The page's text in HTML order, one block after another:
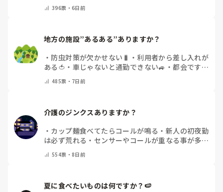
💭 ・その他(コメントで教えてください)
396票・ 6日前
地方の施設”あるある”ありますか？
・ 防虫対策が欠かせない🐛 ・ 利用者から差し入れが
ある🍅 ・ 車じゃないと通勤できない🚙 ・都会です・
485票・ 7日前
介護のジンクスありますか？
・ カップ麺食べてたらコールが鳴る ・ 新人の初夜勤
は必ず荒れる ・ センサーやコールが重なる事が多
さ ・特にありません
554票・ 8日前
夏に食べたいものは何ですか？🍉